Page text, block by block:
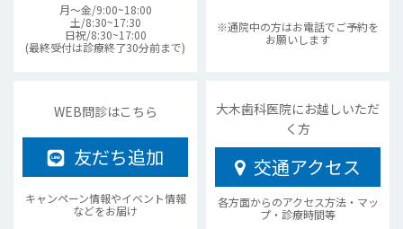
月〜金/9:00~18:00
土/8:30~17:30
日祝/8:30~17:00
(最終受付は診療終了30分前まで)
※通院中の方はお電話でご予約を
お願いします
WEB問診はこちら
友だち追加
キャンペーン情報やイベント情報
などをお届け
大木歯科医院にお越しいただ
く方
交通アクセス
各方面からのアクセス方法・マッ
プ・診療時間等